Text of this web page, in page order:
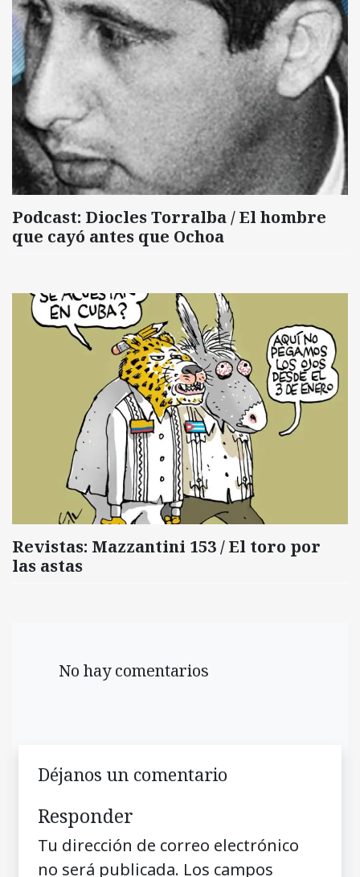
Podcast: Diocles Torralba / El hombre
que cayó antes que Ochoa
Revistas: Mazzantini 153 / El toro por
las astas
No hay comentarios
Déjanos un comentario
Responder
Tu dirección de correo electrónico
no será publicada. Los campos